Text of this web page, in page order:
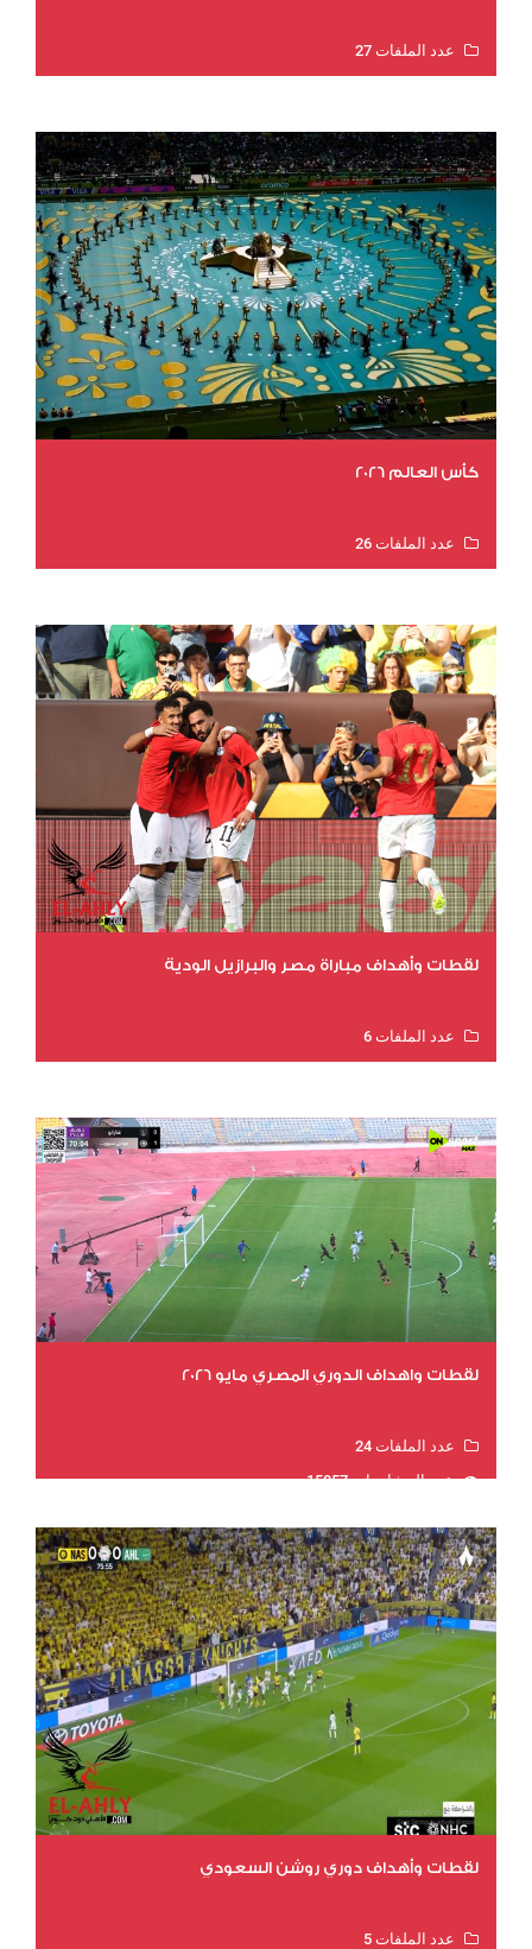
عدد الملفات 27
كأس العالم 2026
عدد الملفات 26
لقطات وأهداف مباراة مصر والبرازيل الودية
عدد الملفات 6
لقطات واهداف الدوري المصري مايو 2026
عدد الملفات 24
عدد المشاهدات 15857
لقطات وأهداف دوري روشن السعودي
عدد الملفات 5